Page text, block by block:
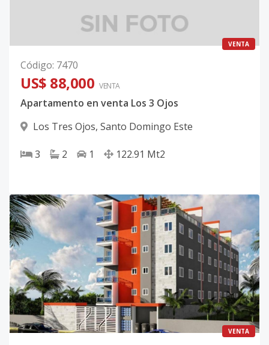
VENTA
Código: 7470
US$ 88,000 VENTA
Apartamento en venta Los 3 Ojos
Los Tres Ojos, Santo Domingo Este
3 2 1 122.91 Mt2
VENTA